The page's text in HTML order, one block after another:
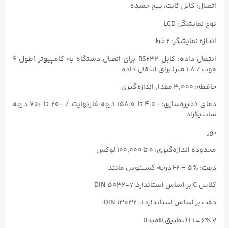
اتصال: کابل ثابت، پیچ خمیده
نوع نمایشگر: LCD
اندازه نمایشگر: ۲ خط
انتقال داده: کابل RS232 برای اتصال دستگاه به کامپیوتر (طول ۶
فوت / ۱.۸ متر) برای انتقال داده
حافظه: ۳,۰۰۰ مقدار اندازه‌گیری
دمای ذخیره‌سازی: -۴.۰ تا ۱۵۸.۰ درجه فارنهایت / -۲۰ تا +۷۰ درجه
سانتیگراد
نور
محدوده اندازه‌گیری: ۰ تا ۱۰۰,۰۰۰ لوکس
دقت: F2 = ۵٪ درجه کسینوس مانند
کلاس C بر اساس استاندارد DIN ۵۰۳۲-۷
دقت بر اساس استاندارد DIN ۱۳۰۳۲-۱:
F1 = ۶٪ V (تطبیق لامبدا)